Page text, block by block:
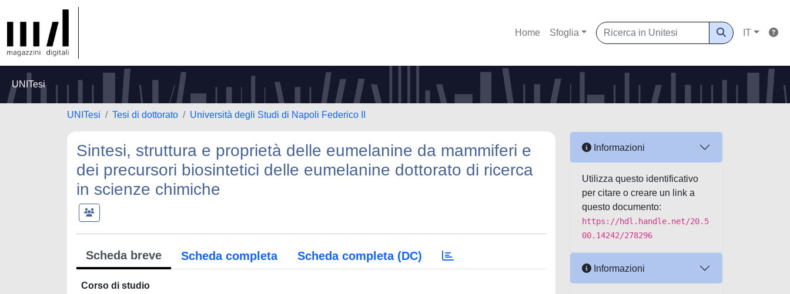
Home Sfoglia IT
UNITesi
UNITesi Tesi di dottorato Università degli Studi di Napoli Federico II
Sintesi, struttura e proprietà delle eumelanine da mammiferi e
dei precursori biosintetici delle eumelanine dottorato di ricerca
in scienze chimiche
Scheda breve Scheda completa Scheda completa (DC)
Corso di studio
Informazioni
Utilizza questo identificativo
per citare o creare un link a
questo documento:
https://hdl.handle.net/20.5
00.14242/278296
Informazioni